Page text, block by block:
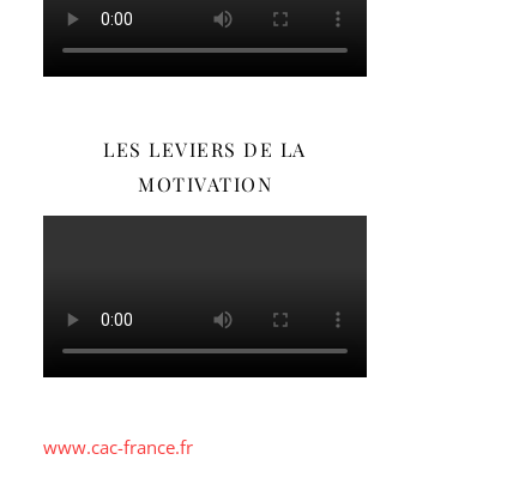
LES LEVIERS DE LA
MOTIVATION
www.cac-france.fr